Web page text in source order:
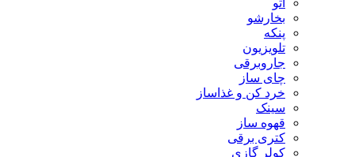
بخارشو
پنکه
تلویزیون
جاروبرقی
چای ساز
خرد کن و غذاساز
سینک
قهوه ساز
کتری برقی
کولر گازی